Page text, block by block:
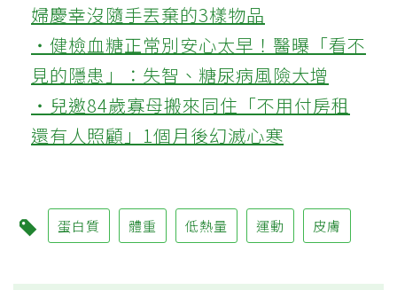
婦慶幸沒隨手丟棄的3樣物品
‧健檢血糖正常別安心太早！醫曝「看不
見的隱患」：失智、糖尿病風險大增
‧兒邀84歲寡母搬來同住「不用付房租
還有人照顧」1個月後幻滅心寒
蛋白質 體重 低熱量 運動 皮膚